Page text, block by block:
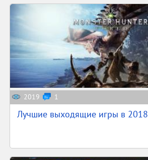
2019 1
Лучшие выходящие игры в 2018